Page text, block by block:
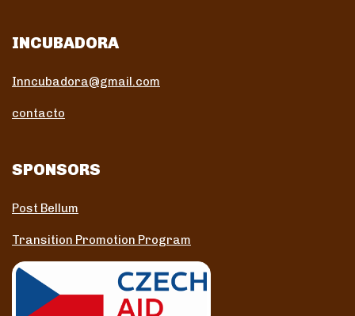
INCUBADORA
Inncubadora@gmail.com
contacto
SPONSORS
Post Bellum
Transition Promotion Program